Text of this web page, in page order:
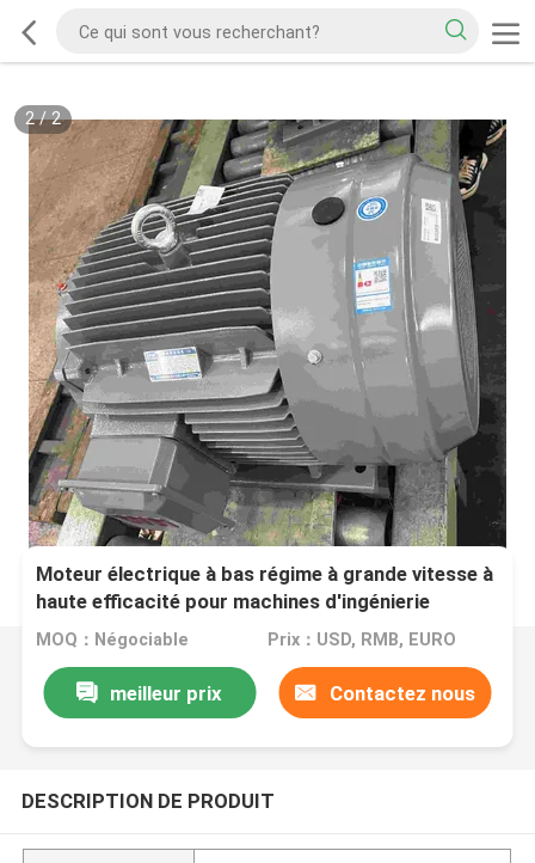
2/2
Moteur électrique à bas régime à grande vitesse à
haute efficacité pour machines d'ingénierie
MOQ：Négociable Prix：USD, RMB, EURO
meilleur prix Contactez nous
DESCRIPTION DE PRODUIT